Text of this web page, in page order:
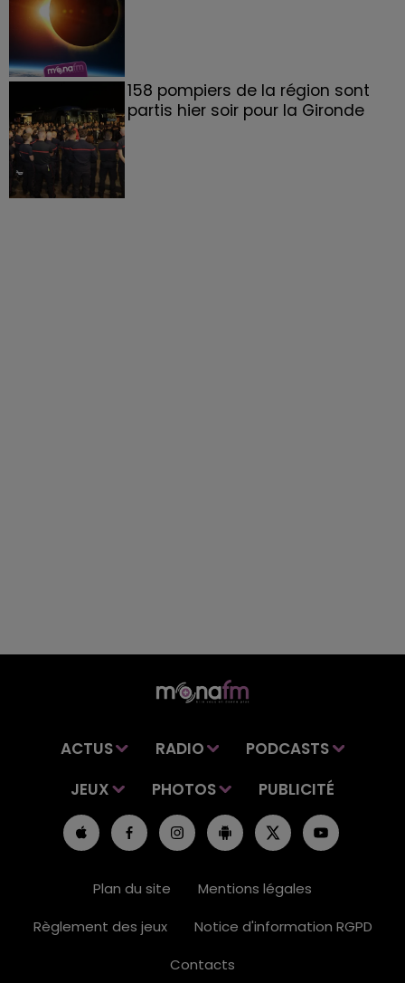
158 pompiers de la région sont
partis hier soir pour la Gironde
ACTUS RADIO
PODCASTS
JEUX
PHOTOS PUBLICITÉ
Plan du site
Mentions légales
Règlement des jeux
Notice d'information RGPD
Contacts